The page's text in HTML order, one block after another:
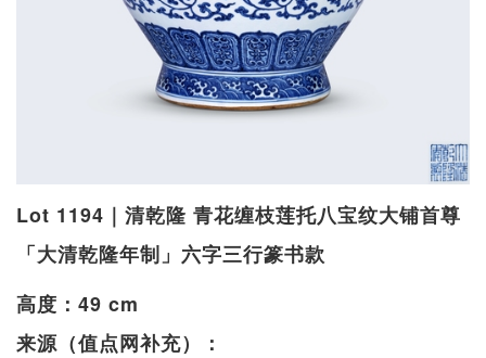
Lot 1194｜清乾隆 青花缠枝莲托八宝纹大铺首尊
「大清乾隆年制」六字三行篆书款
高度：49 cm
来源（值点网补充）：